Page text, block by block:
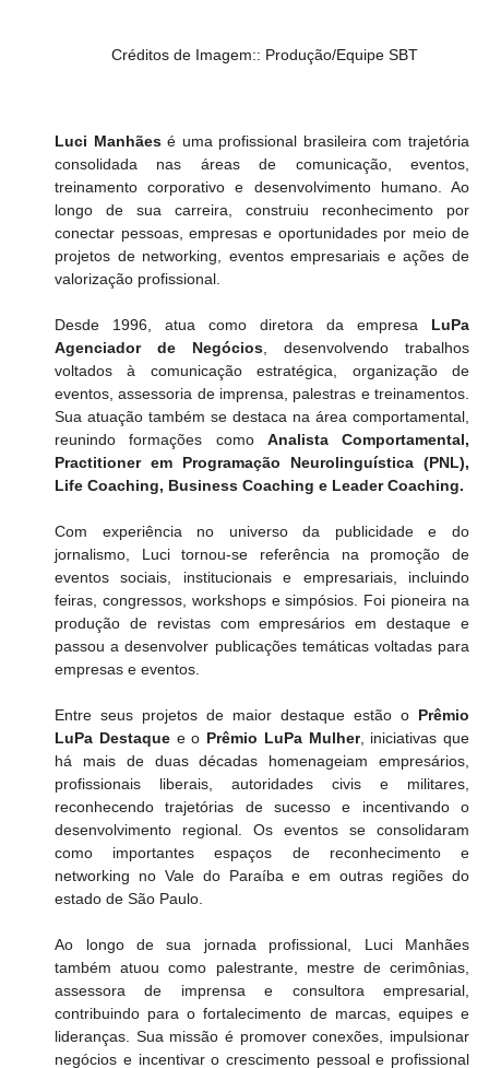
Créditos de Imagem:: Produção/Equipe SBT
Luci Manhães é uma profissional brasileira com trajetória
consolidada nas áreas de comunicação, eventos,
treinamento corporativo e desenvolvimento humano. Ao
longo de sua carreira, construiu reconhecimento por
conectar pessoas, empresas e oportunidades por meio de
projetos de networking, eventos empresariais e ações de
valorização profissional.
Desde 1996, atua como diretora da empresa LuPa
Agenciador de Negócios, desenvolvendo trabalhos
voltados à comunicação estratégica, organização de
eventos, assessoria de imprensa, palestras e treinamentos.
Sua atuação também se destaca na área comportamental,
reunindo formações como Analista Comportamental,
Practitioner em Programação Neurolinguística (PNL),
Life Coaching, Business Coaching e Leader Coaching.
Com experiência no universo da publicidade e do
jornalismo, Luci tornou-se referência na promoção de
eventos sociais, institucionais e empresariais, incluindo
feiras, congressos, workshops e simpósios. Foi pioneira na
produção de revistas com empresários em destaque e
passou a desenvolver publicações temáticas voltadas para
empresas e eventos.
Entre seus projetos de maior destaque estão o Prêmio
LuPa Destaque e o Prêmio LuPa Mulher, iniciativas que
há mais de duas décadas homenageiam empresários,
profissionais liberais, autoridades civis e militares,
reconhecendo trajetórias de sucesso e incentivando o
desenvolvimento regional. Os eventos se consolidaram
como importantes espaços de reconhecimento e
networking no Vale do Paraíba e em outras regiões do
estado de São Paulo.
Ao longo de sua jornada profissional, Luci Manhães
também atuou como palestrante, mestre de cerimônias,
assessora de imprensa e consultora empresarial,
contribuindo para o fortalecimento de marcas, equipes e
lideranças. Sua missão é promover conexões, impulsionar
negócios e incentivar o crescimento pessoal e profissional